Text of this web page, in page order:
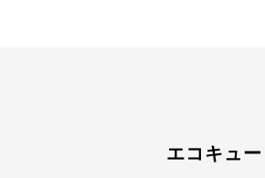
エコキュ